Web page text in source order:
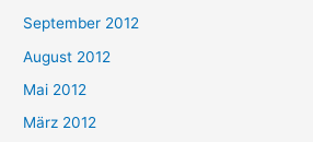
September 2012
August 2012
Mai 2012
März 2012